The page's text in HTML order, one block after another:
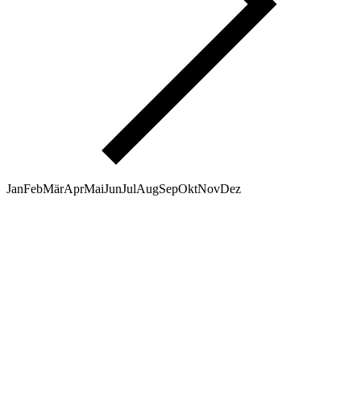
JanFebMärAprMaiJunJulAugSepOktNovDez